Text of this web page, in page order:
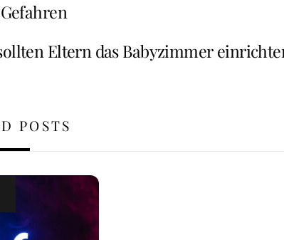
Eltern das Babyzimmer
POSTS